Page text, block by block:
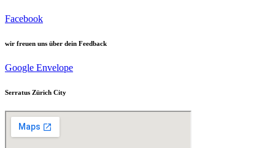
Facebook
wir freuen uns über dein Feedback
Google Envelope
Serratus Zürich City